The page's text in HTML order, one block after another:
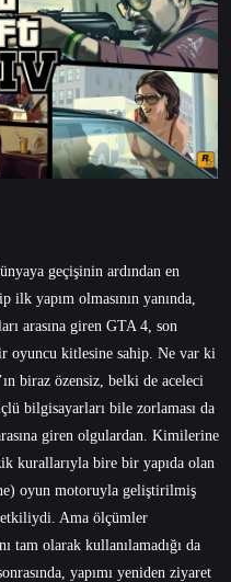
geçişinin ardından en
yapım olmasının yanında,
arasına giren GTA 4, son
oyuncu kitlesine sahip. Ne var ki
biraz özensiz, belki de aceleci
bilgisayarları bile zorlaması da
giren olgulardan. Kimilerine
kurallarıyla bire bir yapıda olan
oyun motoruyla geliştirilmiş
etkiliydi. Ama ölçümler
tam olarak kullanılamadığı da
yapımı yeniden ziyaret